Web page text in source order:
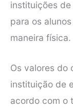
instituições
para os
maneira física.
Os valores do
instituição de
acordo com o